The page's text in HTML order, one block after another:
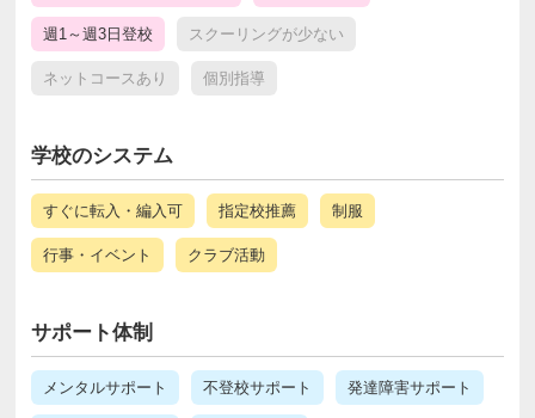
週1～週3日登校 スクーリングが少ない
ネットコースあり 個別指導
学校のシステム
すぐに転入・編入可 指定校推薦 制服
行事・イベント クラブ活動
サポート体制
メンタルサポート 不登校サポート 発達障害サポート